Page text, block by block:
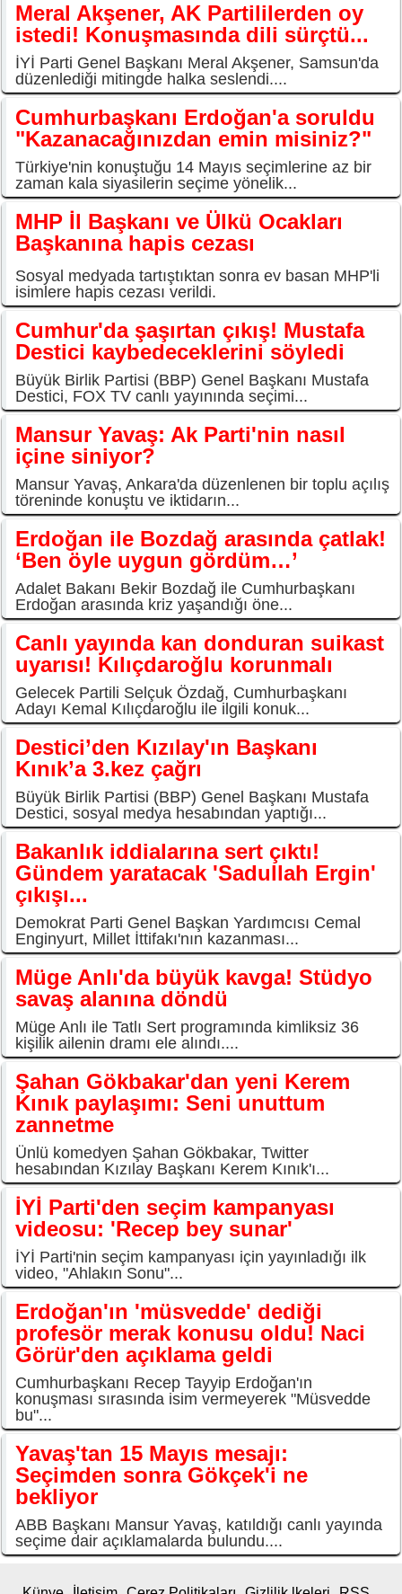
Meral Akşener, AK Partililerden oy
istedi! Konuşmasında dili sürçtü...
İYİ Parti Genel Başkanı Meral Akşener, Samsun'da
düzenlediği mitingde halka seslendi....
Cumhurbaşkanı Erdoğan'a soruldu
"Kazanacağınızdan emin misiniz?"
Türkiye'nin konuştuğu 14 Mayıs seçimlerine az bir
zaman kala siyasilerin seçime yönelik...
MHP İl Başkanı ve Ülkü Ocakları
Başkanına hapis cezası
Sosyal medyada tartıştıktan sonra ev basan MHP'li
isimlere hapis cezası verildi.
Cumhur'da şaşırtan çıkış! Mustafa
Destici kaybedeceklerini söyledi
Büyük Birlik Partisi (BBP) Genel Başkanı Mustafa
Destici, FOX TV canlı yayınında seçimi...
Mansur Yavaş: Ak Parti'nin nasıl
içine siniyor?
Mansur Yavaş, Ankara'da düzenlenen bir toplu açılış
töreninde konuştu ve iktidarın...
Erdoğan ile Bozdağ arasında çatlak!
‘Ben öyle uygun gördüm…’
Adalet Bakanı Bekir Bozdağ ile Cumhurbaşkanı
Erdoğan arasında kriz yaşandığı öne...
Canlı yayında kan donduran suikast
uyarısı! Kılıçdaroğlu korunmalı
Gelecek Partili Selçuk Özdağ, Cumhurbaşkanı
Adayı Kemal Kılıçdaroğlu ile ilgili konuk...
Destici’den Kızılay'ın Başkanı
Kınık’a 3.kez çağrı
Büyük Birlik Partisi (BBP) Genel Başkanı Mustafa
Destici, sosyal medya hesabından yaptığı...
Bakanlık iddialarına sert çıktı!
Gündem yaratacak 'Sadullah Ergin'
çıkışı...
Demokrat Parti Genel Başkan Yardımcısı Cemal
Enginyurt, Millet İttifakı'nın kazanması...
Müge Anlı'da büyük kavga! Stüdyo
savaş alanına döndü
Müge Anlı ile Tatlı Sert programında kimliksiz 36
kişilik ailenin dramı ele alındı....
Şahan Gökbakar'dan yeni Kerem
Kınık paylaşımı: Seni unuttum
zannetme
Ünlü komedyen Şahan Gökbakar, Twitter
hesabından Kızılay Başkanı Kerem Kınık'ı...
İYİ Parti'den seçim kampanyası
videosu: 'Recep bey sunar'
İYİ Parti'nin seçim kampanyası için yayınladığı ilk
video, "Ahlakın Sonu"...
Erdoğan'ın 'müsvedde' dediği
profesör merak konusu oldu! Naci
Görür'den açıklama geldi
Cumhurbaşkanı Recep Tayyip Erdoğan'ın
konuşması sırasında isim vermeyerek "Müsvedde
bu"...
Yavaş'tan 15 Mayıs mesajı:
Seçimden sonra Gökçek'i ne
bekliyor
ABB Başkanı Mansur Yavaş, katıldığı canlı yayında
seçime dair açıklamalarda bulundu....